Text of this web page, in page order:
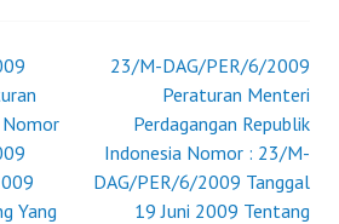
05/M-
PER/4/2005
Nomor
Yang
23/M-DAG/PER/6/2009
Peraturan Menteri
Perdagangan Republik
Indonesia Nomor : 23/M-
DAG/PER/6/2009 Tanggal
19 Juni 2009 Tentang